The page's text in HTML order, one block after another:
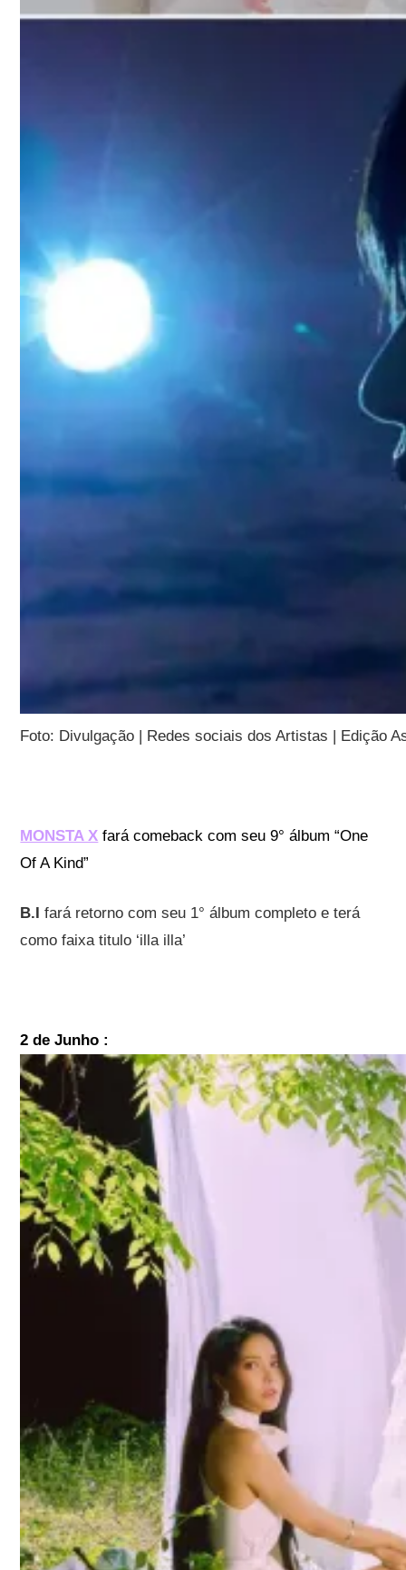
Foto: Divulgação | Redes sociais dos Artistas | Edição
MONSTA X fará comeback com seu 9° álbum “One
Of A Kind”
B.Ifará retorno com seu 1° álbum completo e terá
como faixa titulo ‘illa illa’
2 de Junho :